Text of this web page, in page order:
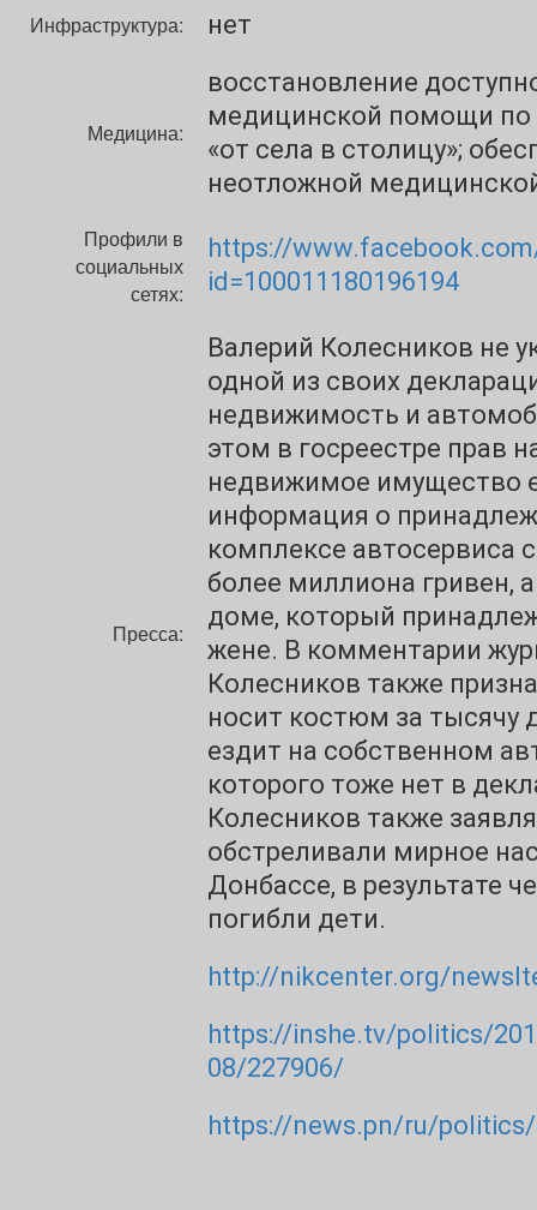
Инфраструктура: нет
Медицина:
восстановление
медицинской помощи по
«от села в столицу»;
неотложной
Профили в
социальных
сетях:
https://
id=100011180196194
Пресса:
Валерий Колесников не
одной из своих
недвижимость и
этом в госреестре прав
недвижимое имущество
информация о
комплексе автосервиса
более миллиона гривен,
доме, который
жене. В комментарии
Колесников также
носит костюм за тысячу
ездит на собственном
которого тоже нет в
Колесников также
обстреливали мирное
Донбассе, в результате
погибли дети.
http://nikcenter.org/
https://inshe.tv/politics/
08/227906/
https://news.pn/ru/politics/